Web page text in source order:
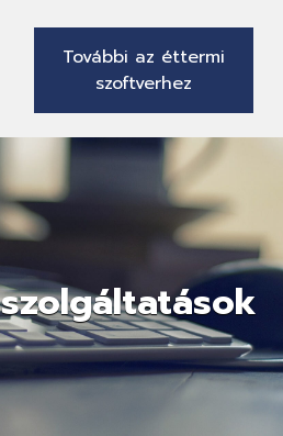
További az éttermi
szoftverhez